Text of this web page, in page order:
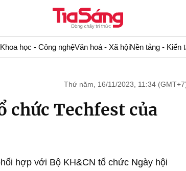
Khoa học - Công nghệVăn hoá - Xã hộiNền tảng - Kiến
Thứ năm, 16/11/2023, 11:34
chức Techfest của
hợp với Bộ KH&CN tổ chức Ngày hội